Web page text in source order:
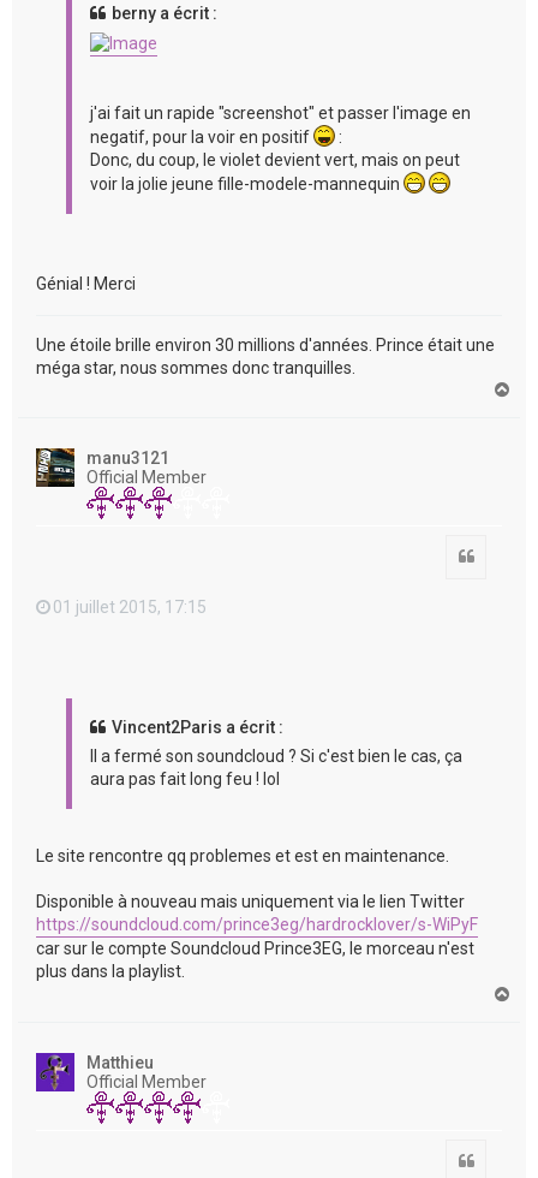
berny a écrit :
j'ai fait un rapide "screenshot" et passer l'image en
negatif, pour la voir en positif
:
Donc, du coup, le violet devient vert, mais on peut
voir la jolie jeune fille-modele-mannequin
Génial ! Merci
Une étoile brille environ 30 millions d'années. Prince était une
méga star, nous sommes donc tranquilles.
manu3121
Official Member
01 juillet 2015, 17:15
Vincent2Paris a écrit :
Il a fermé son soundcloud ? Si c'est bien le cas, ça
aura pas fait long feu ! lol
Le site rencontre qq problemes et est en maintenance.
Disponible à nouveau mais uniquement via le lien Twitter
https://soundcloud.com/prince3eg/hardrocklover/s-WiPyF
car sur le compte Soundcloud Prince3EG, le morceau n'est
plus dans la playlist.
Matthieu
Official Member